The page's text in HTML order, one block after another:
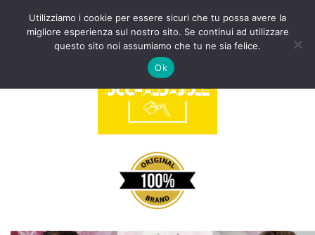
Utilizziamo i cookie per essere sicuri che tu possa avere la
migliore esperienza sul nostro sito. Se continui ad utilizzare
questo sito noi assumiamo che tu ne sia felice.
Ok